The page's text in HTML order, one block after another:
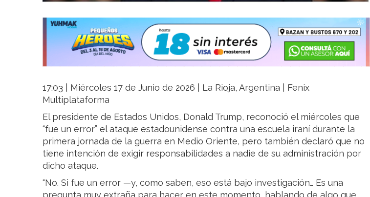
17:03 | Miércoles 17 de Junio de 2026 | La Rioja, Argentina | Fenix
Multiplataforma
El presidente de Estados Unidos, Donald Trump, reconoció el miércoles que
“fue un error” el ataque estadounidense contra una escuela iraní durante la
primera jornada de la guerra en Medio Oriente, pero también declaró que no
tiene intención de exigir responsabilidades a nadie de su administración por
dicho ataque.
“No. Si fue un error —y, como saben, eso está bajo investigación… Es una
pregunta muy extraña para hacer en este momento, hablando de algo que